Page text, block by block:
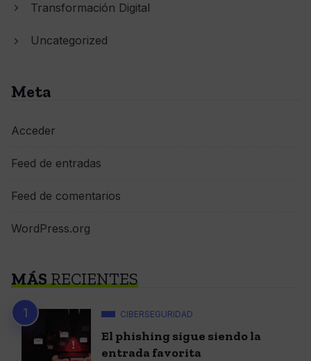
Transformación Digital
Uncategorized
Meta
Acceder
Feed de entradas
Feed de comentarios
WordPress.org
MÁSRECIENTES
CIBERSEGURIDAD
El phishing sigue siendo la
entrada favorita